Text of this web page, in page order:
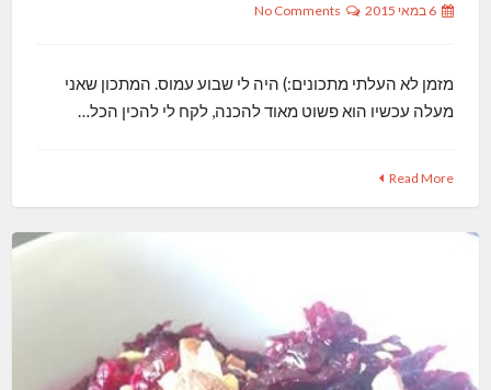
6 במאי 2015 No Comments
מזמן לא העלתי מתכונים:) היה לי שבוע עמוס. המתכון שאני
מעלה עכשיו הוא פשוט מאוד להכנה, לקח לי להכין הכל…
Read More